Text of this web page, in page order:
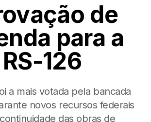
de
para a
RS-126
a mais votada pela bancada
novos recursos federais
das obras de